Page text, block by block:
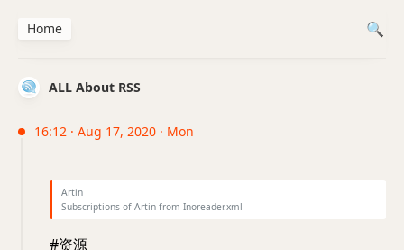
ALL About RSS
16:12 · Aug 17, 2020 · Mon
Artin
Subscriptions of Artin from Inoreader.xml
#资源
Home